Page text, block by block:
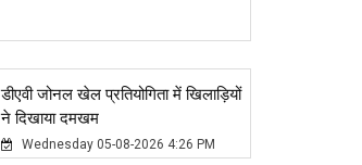
डीएवी जोनल खेल प्रतियोगिता में खिलाड़ियों
ने दिखाया दमखम
Wednesday 05-08-2026 4:26 PM